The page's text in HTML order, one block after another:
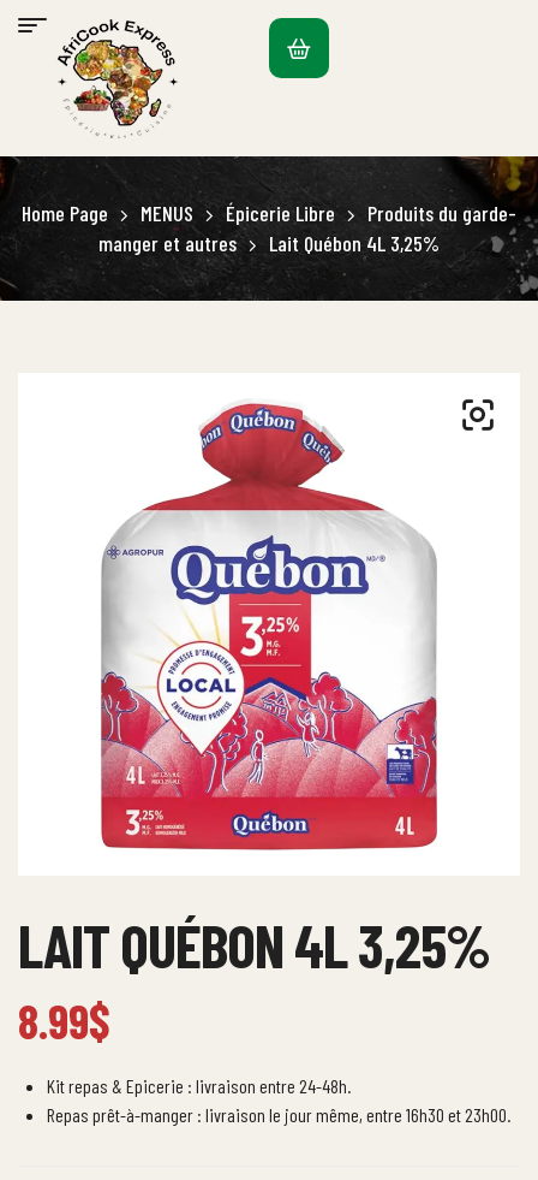
Home Page MENUS Épicerie Libre
Produits du garde-
manger et autres
Lait Québon 4L 3,25%
LAIT QUÉBON 4L 3,25%
8.99$
Kit repas & Epicerie : livraison entre 24-48h.
Repas prêt-à-manger : livraison le jour même, entre 16h30 et 23h00.